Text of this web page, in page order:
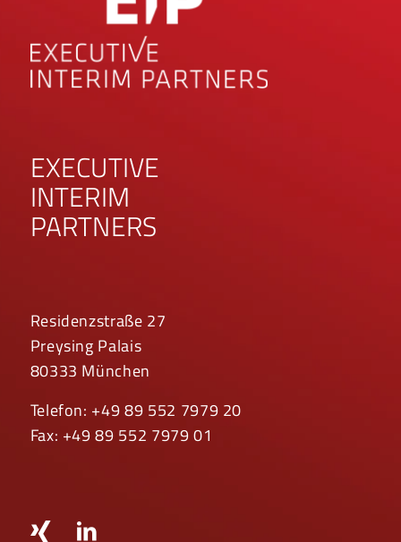
EXECUTIVE
INTERIM
PARTNERS
Residenzstraße 27
Preysing Palais
80333 München
Telefon: +49 89 552 7979 20
Fax: +49 89 552 7979 01